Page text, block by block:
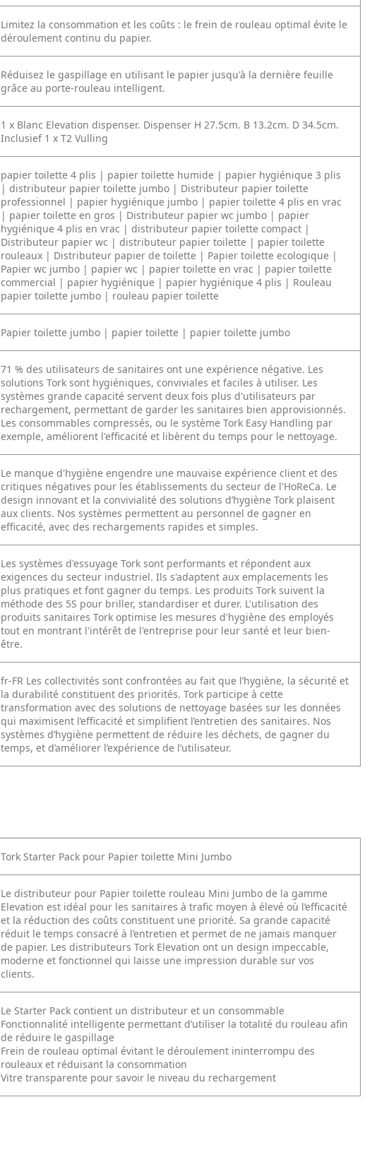
Limitez la consommation et les coûts : le frein de rouleau optimal évite le
déroulement continu du papier.
Réduisez le gaspillage en utilisant le papier jusqu'à la dernière feuille
grâce au porte-rouleau intelligent.
1 x Blanc Elevation dispenser. Dispenser H 27.5cm. B 13.2cm. D 34.5cm.
Inclusief 1 x T2 Vulling
papier toilette 4 plis | papier toilette humide | papier hygiénique 3 plis
| distributeur papier toilette jumbo | Distributeur papier toilette
professionnel | papier hygiénique jumbo | papier toilette 4 plis en vrac
| papier toilette en gros | Distributeur papier wc jumbo | papier
hygiénique 4 plis en vrac | distributeur papier toilette compact |
Distributeur papier wc | distributeur papier toilette | papier toilette
rouleaux | Distributeur papier de toilette | Papier toilette ecologique |
Papier wc jumbo | papier wc | papier toilette en vrac | papier toilette
commercial | papier hygiénique | papier hygiénique 4 plis | Rouleau
papier toilette jumbo | rouleau papier toilette
Papier toilette jumbo | papier toilette | papier toilette jumbo
71 % des utilisateurs de sanitaires ont une expérience négative. Les
solutions Tork sont hygiéniques, conviviales et faciles à utiliser. Les
systèmes grande capacité servent deux fois plus d'utilisateurs par
rechargement, permettant de garder les sanitaires bien approvisionnés.
Les consommables compressés, ou le système Tork Easy Handling par
exemple, améliorent l'efficacité et libèrent du temps pour le nettoyage.
Le manque d'hygiène engendre une mauvaise expérience client et des
critiques négatives pour les établissements du secteur de l'HoReCa. Le
design innovant et la convivialité des solutions d’hygiène Tork plaisent
aux clients. Nos systèmes permettent au personnel de gagner en
efficacité, avec des rechargements rapides et simples.
Les systèmes d'essuyage Tork sont performants et répondent aux
exigences du secteur industriel. Ils s'adaptent aux emplacements les
plus pratiques et font gagner du temps. Les produits Tork suivent la
méthode des 5S pour briller, standardiser et durer. L'utilisation des
produits sanitaires Tork optimise les mesures d'hygiène des employés
tout en montrant l'intérêt de l'entreprise pour leur santé et leur bien-
être.
fr-FR Les collectivités sont confrontées au fait que l’hygiène, la sécurité et
la durabilité constituent des priorités. Tork participe à cette
transformation avec des solutions de nettoyage basées sur les données
qui maximisent l’efficacité et simplifient l’entretien des sanitaires. Nos
systèmes d’hygiène permettent de réduire les déchets, de gagner du
temps, et d’améliorer l’expérience de l’utilisateur.
Tork Starter Pack pour Papier toilette Mini Jumbo
Le distributeur pour Papier toilette rouleau Mini Jumbo de la gamme
Elevation est idéal pour les sanitaires à trafic moyen à élevé où l’efficacité
et la réduction des coûts constituent une priorité. Sa grande capacité
réduit le temps consacré à l’entretien et permet de ne jamais manquer
de papier. Les distributeurs Tork Elevation ont un design impeccable,
moderne et fonctionnel qui laisse une impression durable sur vos
clients.
Le Starter Pack contient un distributeur et un consommable
Fonctionnalité intelligente permettant d’utiliser la totalité du rouleau afin
de réduire le gaspillage
Frein de rouleau optimal évitant le déroulement ininterrompu des
rouleaux et réduisant la consommation
Vitre transparente pour savoir le niveau du rechargement